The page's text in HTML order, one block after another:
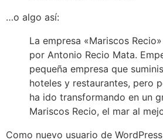
…o algo así:
La empresa «Mariscos
por Antonio Recio Mata.
pequeña empresa que
hoteles y restaurantes, pero
ha ido transformando en un
Mariscos Recio, el mar al
Como nuevo usuario de